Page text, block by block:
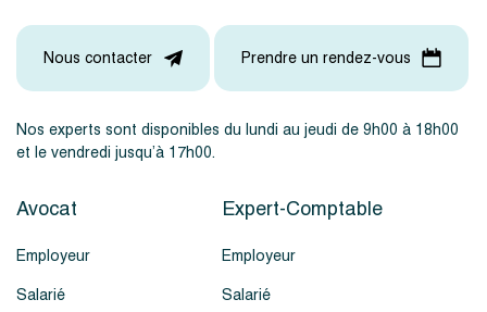
Nos experts sont disponibles du lundi au jeudi de 9h00 à 18h00
et le vendredi jusqu’à 17h00.
Nous contacter Prendre un rendez-vous
Avocat
Employeur
Salarié
Expert-Comptable
Employeur
Salarié